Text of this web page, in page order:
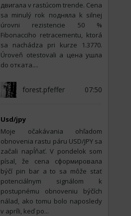
двигала v rastúcom trende. Cena
sa minulý rok подняла k silnej
úrovni rezistencie 50 %
Fibonacciho retracementu, ktorá
sa nachádza pri kurze 1.3770.
Úroveň otestovali a цена ушла
do отката....
forest.pfeffer 07:50
Usd/jpy
Moje očakávania ohľadom
obnovenia rastu páru USD/JPY sa
začali napĺňať. V pondelok som
písal, že cena сформировала
býčí pin bar a to sa môže stať
potenciálnym signálom k
postupnému obnoveniu býčích
nálad, ako tomu bolo naposledy
v apríli, keď po...